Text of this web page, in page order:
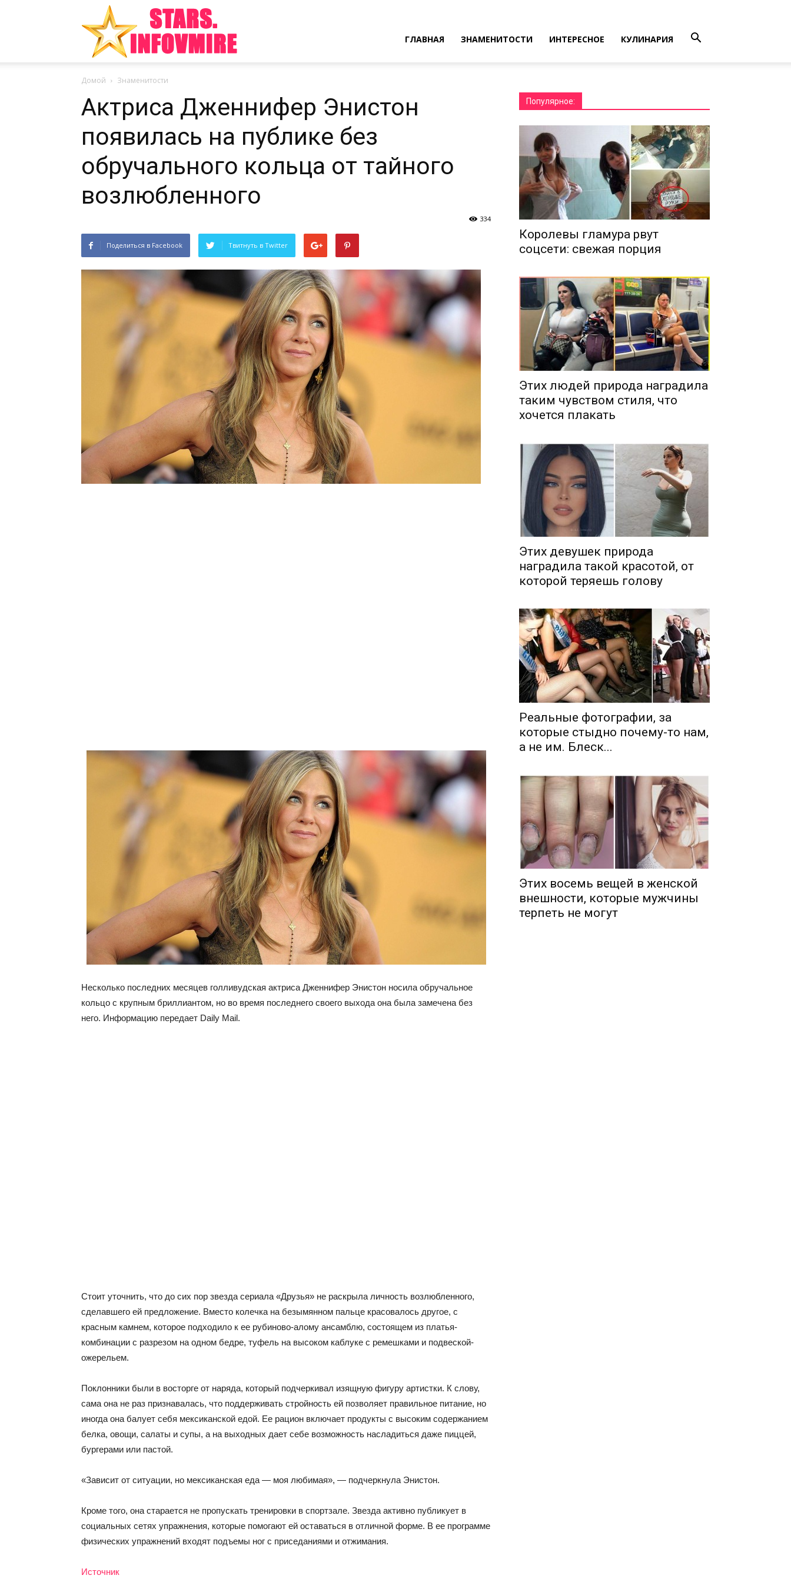
Шоу-
Бизнеса
ГЛАВНАЯ ЗНАМЕНИТОСТИ ИНТЕРЕСНОЕ КУЛИНАРИЯ
Домой Знаменитости
Актриса Дженнифер Энистон
появилась на публике без
обручального кольца от тайного
возлюбленного
334
Поделиться в Facebook Твитнуть в Twitter
Несколько последних месяцев голливудская актриса Дженнифер Энистон носила обручальное
кольцо с крупным бриллиантом, но во время последнего своего выхода она была замечена без
него. Информацию передает Daily Mail.
Стоит уточнить, что до сих пор звезда сериала «Друзья» не раскрыла личность возлюбленного,
сделавшего ей предложение. Вместо колечка на безымянном пальце красовалось другое, с
красным камнем, которое подходило к ее рубиново-алому ансамблю, состоящем из платья-
комбинации с разрезом на одном бедре, туфель на высоком каблуке с ремешками и подвеской-
ожерельем.
Поклонники были в восторге от наряда, который подчеркивал изящную фигуру артистки. К слову,
сама она не раз признавалась, что поддерживать стройность ей позволяет правильное питание, но
иногда она балует себя мексиканской едой. Ее рацион включает продукты с высоким содержанием
белка, овощи, салаты и супы, а на выходных дает себе возможность насладиться даже пиццей,
бургерами или пастой.
«Зависит от ситуации, но мексиканская еда — моя любимая», — подчеркнула Энистон.
Кроме того, она старается не пропускать тренировки в спортзале. Звезда активно публикует в
социальных сетях упражнения, которые помогают ей оставаться в отличной форме. В ее программе
физических упражнений входят подъемы ног с приседаниями и отжимания.
Источник
Популярное:
Королевы гламура рвут
соцсети: свежая порция
Этих людей природа наградила
таким чувством стиля, что
хочется плакать
Этих девушек природа
наградила такой красотой, от
которой теряешь голову
Реальные фотографии, за
которые стыдно почему-то нам,
а не им. Блеск...
Этих восемь вещей в женской
внешности, которые мужчины
терпеть не могут